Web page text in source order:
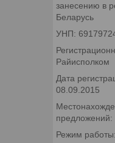
занесению в
Беларусь
УНП:
Райисполком
Дата
08.09.2015
предложений:
Режим работы: